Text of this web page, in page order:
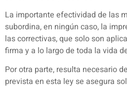
La importante efectividad de las
subordina, en ningún caso, la
las correctivas, que solo son
firma y a lo largo de toda la vida
Por otra parte, resulta necesario
prevista en esta ley se asegura